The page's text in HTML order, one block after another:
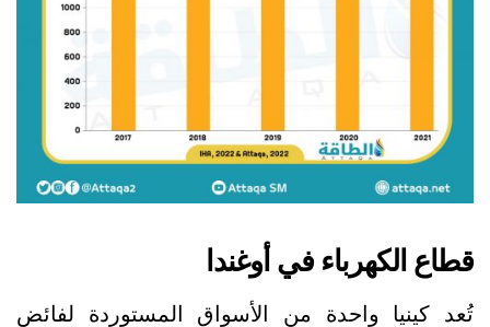
قطاع الكهرباء في أوغندا
تُعد كينيا واحدة من الأسواق المستوردة لفائض